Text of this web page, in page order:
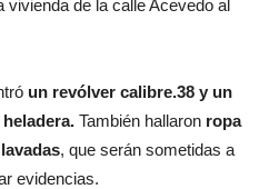
vivienda de la calle Acevedo al
un revólver calibre.38 y un
También hallaron ropa
, que serán sometidas a
evidencias.